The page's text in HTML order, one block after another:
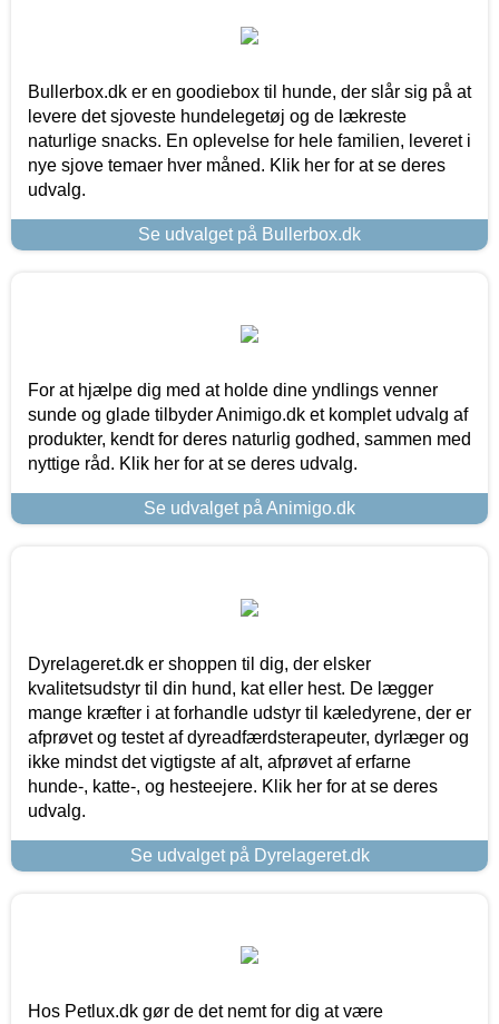
Bullerbox.dk er en goodiebox til hunde, der slår sig på at
levere det sjoveste hundelegetøj og de lækreste
naturlige snacks. En oplevelse for hele familien, leveret i
nye sjove temaer hver måned. Klik her for at se deres
udvalg.
Se udvalget på Bullerbox.dk
For at hjælpe dig med at holde dine yndlings venner
sunde og glade tilbyder Animigo.dk et komplet udvalg af
produkter, kendt for deres naturlig godhed, sammen med
nyttige råd. Klik her for at se deres udvalg.
Se udvalget på Animigo.dk
Dyrelageret.dk er shoppen til dig, der elsker
kvalitetsudstyr til din hund, kat eller hest. De lægger
mange kræfter i at forhandle udstyr til kæledyrene, der er
afprøvet og testet af dyreadfærdsterapeuter, dyrlæger og
ikke mindst det vigtigste af alt, afprøvet af erfarne
hunde-, katte-, og hesteejere. Klik her for at se deres
udvalg.
Se udvalget på Dyrelageret.dk
Hos Petlux.dk gør de det nemt for dig at være